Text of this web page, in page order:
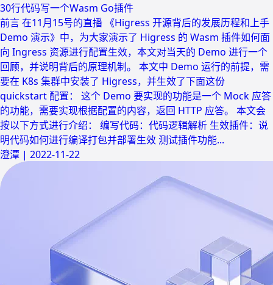
30行代码写一个Wasm Go插件
前言 在11月15号的直播 《Higress 开源背后的发展历程和上手
Demo 演示》中，为大家演示了 Higress 的 Wasm 插件如何面
向 Ingress 资源进行配置生效，本文对当天的 Demo 进行一个
回顾，并说明背后的原理机制。 本文中 Demo 运行的前提，需
要在 K8s 集群中安装了 Higress，并生效了下面这份
quickstart 配置： 这个 Demo 要实现的功能是一个 Mock 应答
的功能，需要实现根据配置的内容，返回 HTTP 应答。 本文会
按以下方式进行介绍： 编写代码：代码逻辑解析 生效插件：说
明代码如何进行编译打包并部署生效 测试插件功能...
澄潭 | 2022-11-22